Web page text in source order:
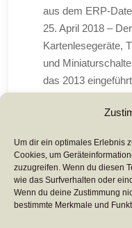
Um dir ein optimales Erlebnis
Cookies, um
zuzugreifen. Wenn du diesen
wie das Surfverhalten oder
Wenn du deine Zustimmung
bestimmte Merkmale und
aus dem ERP-
25. April 2018 –
Kartenlesegeräte,
und
das 2013
Picavi. Dadurch
Mehr